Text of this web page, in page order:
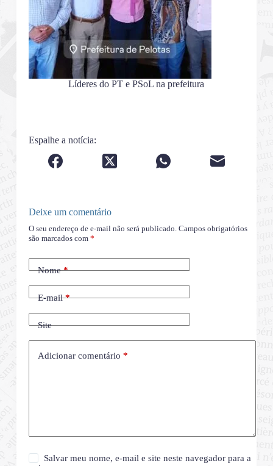
Líderes do PT e PSoL na prefeitura
Espalhe a notícia:
Deixe um comentário
O seu endereço de e-mail não será publicado. Campos obrigatórios
são marcados com *
Nome*
E-mail*
Site
Adicionar comentário *
Salvar meu nome, e-mail e site neste navegador para a